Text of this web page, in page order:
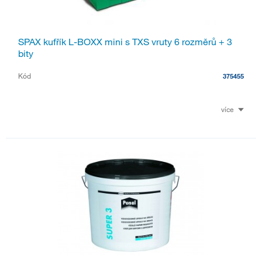
SPAX kufřík L-BOXX mini s TXS vruty 6 rozměrů + 3
bity
Kód 375455
více